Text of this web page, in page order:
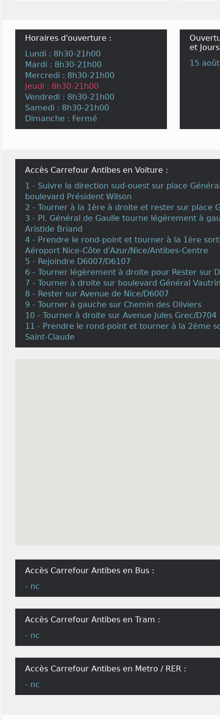
Horaires d'ouverture :
Lundi : 8h30-21h00
Mardi : 8h30-21h00
Mercredi : 8h30-21h00
Jeudi : 8h30-21h00
Vendredi : 8h30-21h00
Samedi : 8h30-21h00
Dimanche : Fermé
et
15 août
Accès Carrefour Antibes en Voiture :
1 - Suivre la direction sud-ouest sur place
boulevard Président Wilson
2 - Tourner à la 1ère à droite et rester sur place
3 - Pl. Général de Gaulle tourne légèrement à
Aristide Briand
4 - Prendre le rond-point et tourner à la 1ère
Aéroport Nice-Côte d'Azur/Nice/Antibes-Centre
5 - Rejoindre D6007/D6107
6 - Tourner légèrement à droite pour Rester sur
7 - Tourner à droite sur boulevard Général
8 - Rester sur Avenue de Nice/D6007
9 - Tourner à gauche sur Chemin des Oliviers
10 - Tourner à droite sur Avenue Jules Grec/D704
11 - Prendre le rond-point et tourner à la 2ème
Saint-Claude
Accès Carrefour Antibes en Bus :
- nc
Accès Carrefour Antibes en Tram :
- nc
Accès Carrefour Antibes en Metro / RER :
- nc